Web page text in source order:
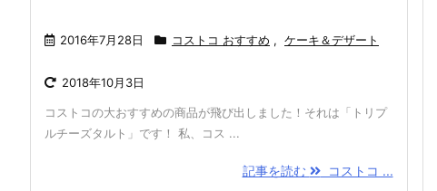
2016年7月28日 コストコ おすすめ , ケーキ＆デザート
2018年10月3日
コストコの大おすすめの商品が飛び出しました！それは「トリプ
ルチーズタルト」です！ 私、コス ...
記事を読む コストコ ...